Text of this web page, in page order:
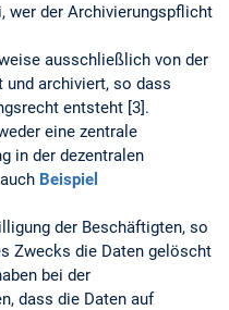
wer der Archivierungspflicht
ausschließlich von der
und archiviert, so dass
entsteht [3].
eine zentrale
in der dezentralen
Beispiel
der Beschäftigten, so
Zwecks die Daten gelöscht
bei der
dass die Daten auf